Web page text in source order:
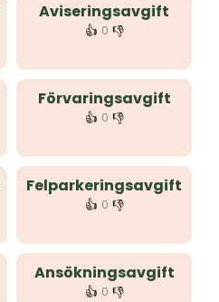
Aviseringsavgift
👍 0 👎
Förvaringsavgift
👍 0 👎
Felparkeringsavgift
👍 0 👎
Ansökningsavgift
👍 0 👎